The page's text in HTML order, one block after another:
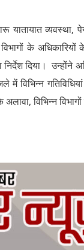
यातायात
के अधिकारियों
दिया।
विभिन्न
विभिन्न